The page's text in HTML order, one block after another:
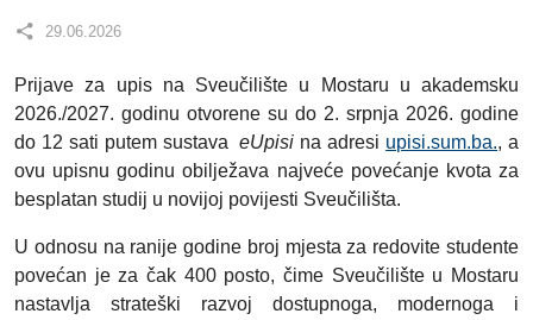
29.06.2026
Prijave za upis na Sveučilište u Mostaru u akademsku
2026./2027. godinu otvorene su do 2. srpnja 2026. godine
do 12 sati putem sustavaeUpisi na adresi upisi.sum.ba., a
ovu upisnu godinu obilježava najveće povećanje kvota za
besplatan studij u novijoj povijesti Sveučilišta.
U odnosu na ranije godine broj mjesta za redovite studente
povećan je za čak 400 posto, čime Sveučilište u Mostaru
nastavlja strateški razvoj dostupnoga, modernoga i